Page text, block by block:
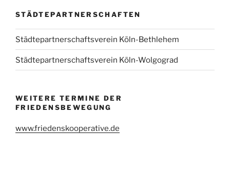
STÄDTEPARTNERSCHAFTEN
Städtepartnerschaftsverein Köln-Bethlehem
Städtepartnerschaftsverein Köln-Wolgograd
WEITERE TERMINE DER
FRIEDENSBEWEGUNG
www.friedenskooperative.de